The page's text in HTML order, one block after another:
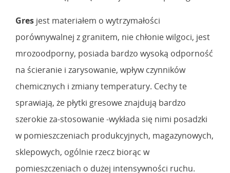
Gres jest materiałem o wytrzymałości
porównywalnej z granitem, nie chłonie wilgoci, jest
mrozoodporny, posiada bardzo wysoką odporność
na ścieranie i zarysowanie, wpływ czynników
chemicznych i zmiany temperatury. Cechy te
sprawiają, że płytki gresowe znajdują bardzo
szerokie za-stosowanie -wykłada się nimi posadzki
w pomieszczeniach produkcyjnych, magazynowych,
sklepowych, ogólnie rzecz biorąc w
pomieszczeniach o dużej intensywności ruchu.